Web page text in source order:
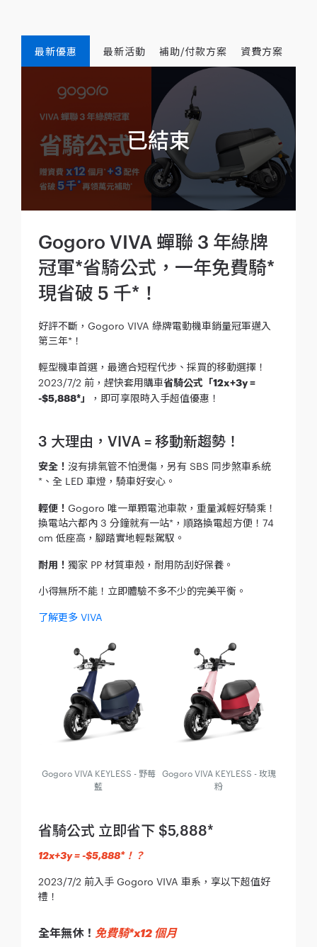
最新優惠 最新活動 補助/付款方案 資費方案
Gogoro VIVA 蟬聯 3 年綠牌
冠軍*省騎公式，一年免費騎*
現省破 5 千*！
好評不斷，Gogoro VIVA 綠牌電動機車銷量冠軍邁入
第三年*！
輕型機車首選，最適合短程代步、採買的移動選擇！
2023/7/2 前，趕快套用購車省騎公式「12x+3y =
-$5,888*」
，即可享限時入手超值優惠！
3 大理由，VIVA = 移動新趨勢！
安全！ 沒有排氣管不怕燙傷，另有 SBS 同步煞車系統
*、全 LED 車燈，騎車好安心。
輕便！ Gogoro 唯一單顆電池車款，重量減輕好騎乘！
換電站六都內 3 分鐘就有一站*，順路換電超方便！74
cm 低座高，腳踏實地輕鬆駕馭。
耐用！ 獨家 PP 材質車殼，耐用防刮好保養。
小得無所不能！立即體驗不多不少的完美平衡。
了解更多 VIVA
Gogoro VIVA KEYLESS - 野莓
藍
Gogoro VIVA KEYLESS - 玫瑰
粉
省騎公式 立即省下 $5,888*
12x+3y = -$5,888*！？
2023/7/2 前入手 Gogoro VIVA 車系，享以下超值好
禮！
全年無休！ 免費騎*x12 個月